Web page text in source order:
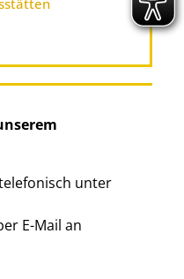
unter
E-Mail an